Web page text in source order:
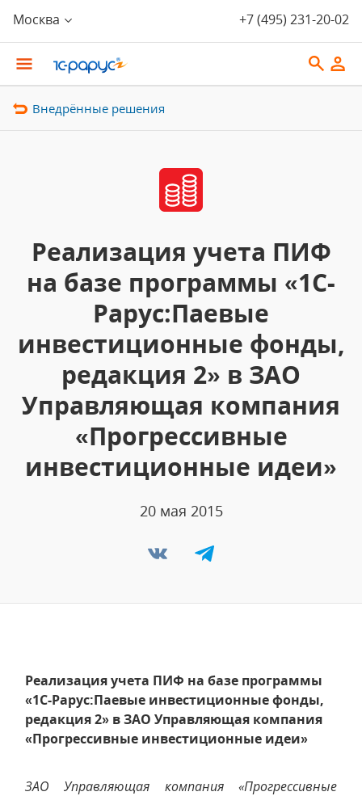
Москва +7 (495) 231-20-02
Внедрённые решения
Реализация учета ПИФ
на базе программы «1С-
Рарус:Паевые
инвестиционные фонды,
редакция 2» в ЗАО
Управляющая компания
«Прогрессивные
инвестиционные идеи»
20 мая 2015
Реализация учета ПИФ на базе программы
«1С-Рарус:Паевые инвестиционные фонды,
редакция 2» в ЗАО Управляющая компания
«Прогрессивные инвестиционные идеи»
ЗАО Управляющая компания «Прогрессивные